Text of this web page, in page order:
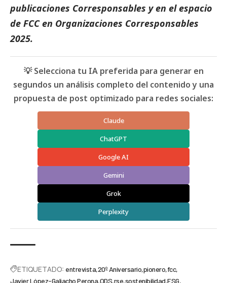
publicaciones Corresponsables y en el espacio
de FCC en Organizaciones Corresponsables
2025.
💡 Selecciona tu IA preferida para generar en
segundos un análisis completo del contenido y una
propuesta de post optimizado para redes sociales:
Claude
ChatGPT
Google AI
Gemini
Grok
Perplexity
ETIQUETADO: entrevista 20º Aniversario pionero fcc
Javier López-Galiacho Perona ODS rse sostenibilidad ESG